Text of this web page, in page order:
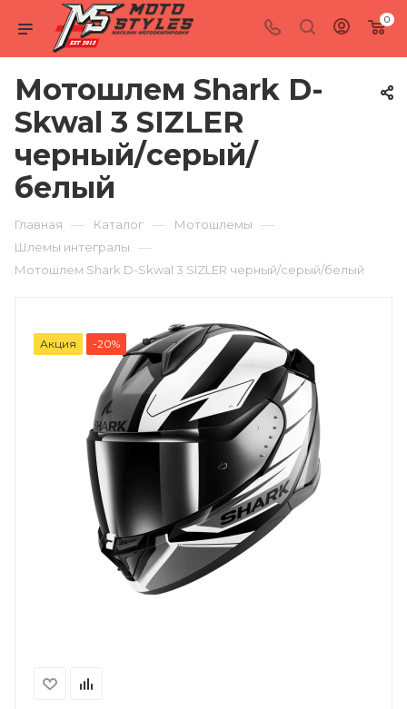
0
Мотошлем Shark D-
Skwal 3 SIZLER
черный/серый/
белый
Главная — Каталог — Мотошлемы —
Шлемы интегралы —
Мотошлем Shark D-Skwal 3 SIZLER черный/серый/белый
Акция -20%